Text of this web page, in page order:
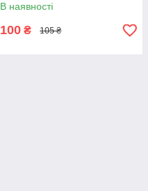
В наявності
100 ₴ 105 ₴